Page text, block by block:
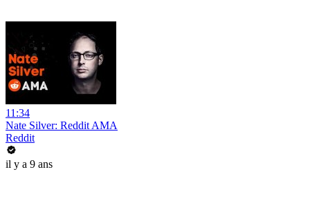
11:34
Nate Silver: Reddit AMA
Reddit
il y a 9 ans